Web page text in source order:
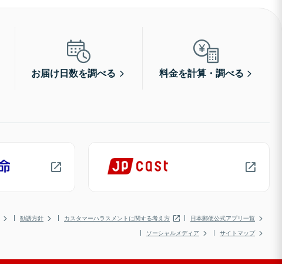
お届け日数を調べる 料金を計算・調べる
勧誘方針 カスタマーハラスメントに関する考え方
日本郵便公式アプリ一覧
ソーシャルメディア
サイトマップ